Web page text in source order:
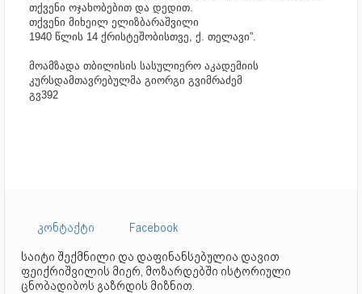
თქვენი ოჯახობებით და დედით.
თქვენი მიხეილ ელიზბარაშვილი
1940 წლის 14 ქრისტეშობისთვე, ქ. თელავი”.
მოამზადა თბილისის სასულიერო აკადემიის
კურსდამთავრებულმა გიორგი გვიმრაძემ
გვ392
კონტაქტი
Facebook
საიტი შექმნილი და დაფინანსებულია დავით
ფეიქრიშვილის მიერ, მოზარდებში ისტორიული
ცნობადიბოს გაზრდის მიზნით.